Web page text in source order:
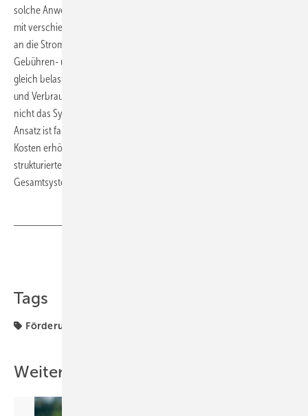
solche Anwendungen benötigte Flexibilitätsoptionen, die zusammen
mit verschiedenen weiteren Möglichkeiten der Verbrauchsanpassung
an die Stromerzeugung genutzt werden können. „Solange wir ein
Gebühren- und Umlagensystem haben, das jede Kilowattstunde
gleich belastet, schaffen wir für die Kombination von Eigenerzeugung
und Verbrauch den Anreiz, nur die eigene Insel zu optimieren, aber
nicht das System“, betonen die Experten von Westfalen Wind. „Dieser
Ansatz ist falsch, weil er letztlich die Energiewende erschwert und die
Kosten erhöht. Für die Nutzung der Flexoptionen muss es eine klar
strukturierte Zuständigkeit geben, die die Optimierung des
Gesamtsystems im Auge hat.“ (su)
Tags
Förderung
Weitere Inhalte